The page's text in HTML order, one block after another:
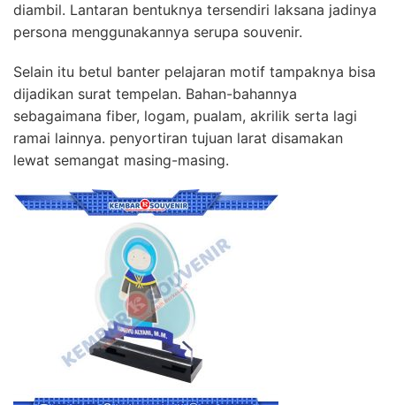
diambil. Lantaran bentuknya tersendiri laksana jadinya
persona menggunakannya serupa souvenir.
Selain itu betul banter pelajaran motif tampaknya bisa
dijadikan surat tempelan. Bahan-bahannya
sebagaimana fiber, logam, pualam, akrilik serta lagi
ramai lainnya. penyortiran tujuan larat disamakan
lewat semangat masing-masing.